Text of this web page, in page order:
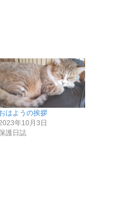
はようの挨拶
年10月3日
護日誌